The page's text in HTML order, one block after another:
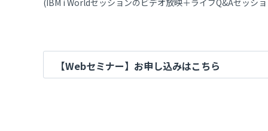
【Webセミナー】お申し込みはこちら